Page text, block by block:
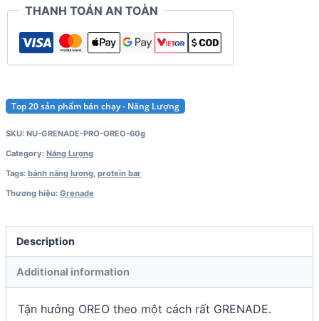
THANH TOÁN AN TOÀN
Top 20 sản phẩm bán chạy - Năng Lượng
SKU: NU-GRENADE-PRO-OREO-60g
Category: Năng Lượng
Tags: bánh năng lượng protein bar
Thương hiệu: Grenade
Description
Additional information
Tận hưởng OREO theo một cách rất GRENADE.